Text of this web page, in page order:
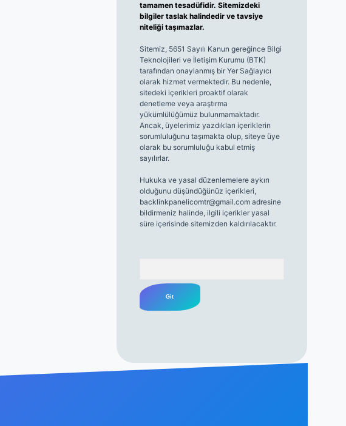
tamamen tesadüfidir. Sitemizdeki
bilgiler taslak halindedir ve tavsiye
niteliği taşımazlar.
Sitemiz, 5651 Sayılı Kanun gereğince Bilgi
Teknolojileri ve İletişim Kurumu (BTK)
tarafından onaylanmış bir Yer Sağlayıcı
olarak hizmet vermektedir. Bu nedenle,
sitedeki içerikleri proaktif olarak
denetleme veya araştırma
yükümlülüğümüz bulunmamaktadır.
Ancak, üyelerimiz yazdıkları içeriklerin
sorumluluğunu taşımakta olup, siteye üye
olarak bu sorumluluğu kabul etmiş
sayılırlar.
Hukuka ve yasal düzenlemelere aykırı
olduğunu düşündüğünüz içerikleri,
backlinkpanelicomtr@gmail.comadresine
bildirmeniz halinde, ilgili içerikler yasal
süre içerisinde sitemizden kaldırılacaktır.